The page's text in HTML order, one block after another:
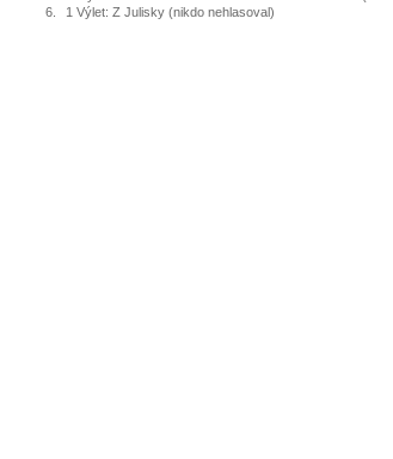
1 Výlet: Z Julisky (nikdo nehlasoval)